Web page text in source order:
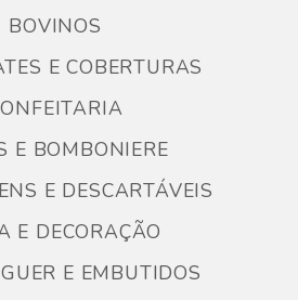
BOVINOS
E COBERTURAS
E BOMBONIERE
E DESCARTÁVEIS
E DECORAÇÃO
E EMBUTIDOS